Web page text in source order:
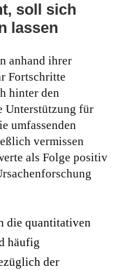
soll sich
lassen
anhand ihrer
Fortschritte
hinter den
Unterstützung für
umfassenden
vermissen
als Folge positiv
die quantitativen
häufig
der